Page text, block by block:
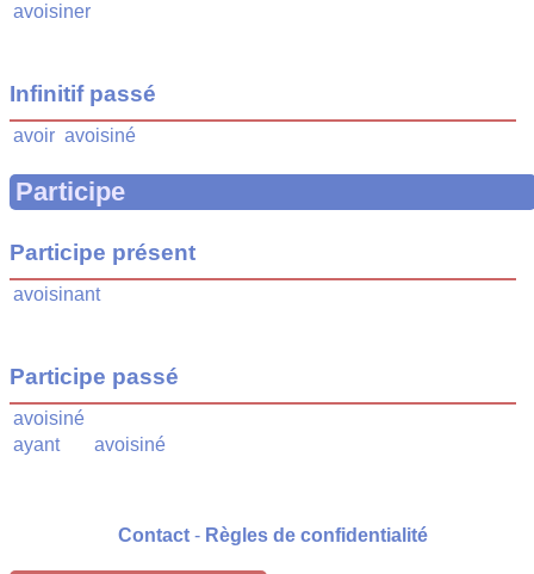
avoisiner
Infinitif passé
avoir avoisiné
Participe
Participe présent
avoisinant
Participe passé
avoisiné
ayant
avoisiné
Contact - Règles de confidentialité